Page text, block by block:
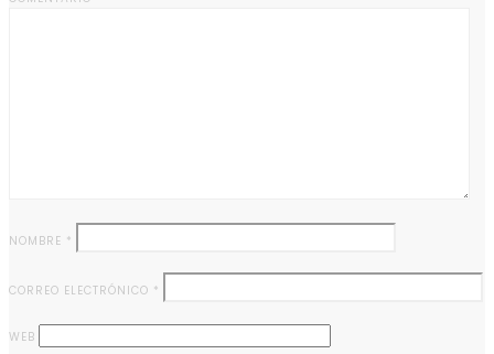
NOMBRE *
CORREO ELECTRÓNICO *
WEB